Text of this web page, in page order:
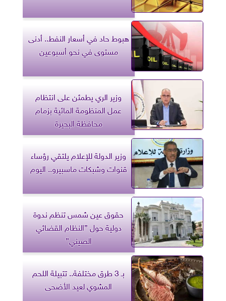
هبوط حاد في أسعار النفط.. أدنى
مستوى في نحو أسبوعين
وزير الري يطمئن على انتظام
عمل المنظومة المائية بزمام
محافظة البحيرة
وزير الدولة للإعلام يلتقي رؤساء
قنوات وشبكات ماسبيرو.. اليوم
حقوق عين شمس تنظم ندوة
دولية حول ”النظام القضائي
الصيني”
بـ 3 طرق مختلفة.. تتبيلة اللحم
المشوي لعيد الأضحى